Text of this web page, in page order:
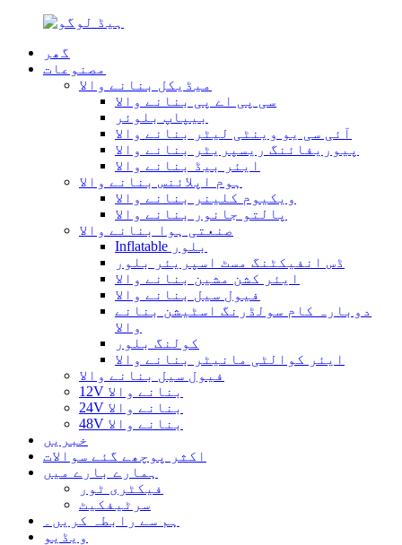
گھر
مصنوعات
میڈیکل بنانے والا
سی پی اے پی بنانے والا
بیپاپ بلوئر
آئی سی یو وینٹی لیٹر بنانے والا
پیوریفائنگ ریسپریٹر بنانے والا
ایئر بیڈ بنانے والا
ہوم اپلائنس بنانے والا
ویکیوم کلینر بنانے والا
پالتو جانور بنانے والا
صنعتی ہوا بنانے والا
Inflatable بلور
ڈس انفیکٹنگ مسٹ اسپریئر بلور
ایئر کشن مشین بنانے والا
فیول سیل بنانے والا
دوبارہ کام سولڈرنگ اسٹیشن بنانے
والا
کولنگ بلور
ایئر کوالٹی مانیٹر بنانے والا
فیول سیل بنانے والا
12V بنانے والا
24V بنانے والا
48V بنانے والا
خبریں
اکثر پوچھے گئے سوالات
ہمارے بارے میں
فیکٹری ٹور
سرٹیفکیٹ
ہم سے رابطہ کریں۔
ویڈیو